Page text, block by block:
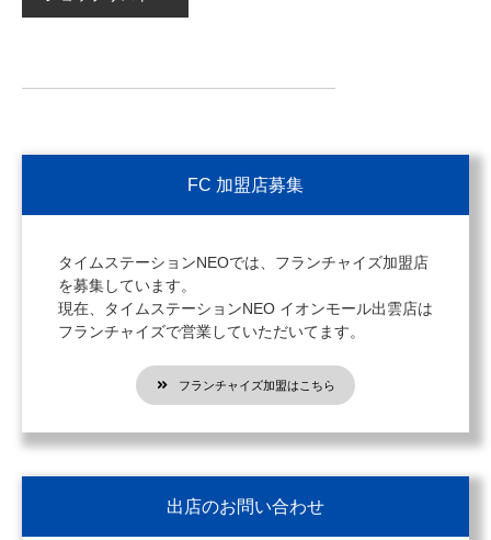
FC 加盟店募集
タイムステーションNEOでは、フランチャイズ加盟店
を募集しています。
現在、タイムステーションNEO イオンモール出雲店は
フランチャイズで営業していただいてます。
フランチャイズ加盟はこちら
出店のお問い合わせ